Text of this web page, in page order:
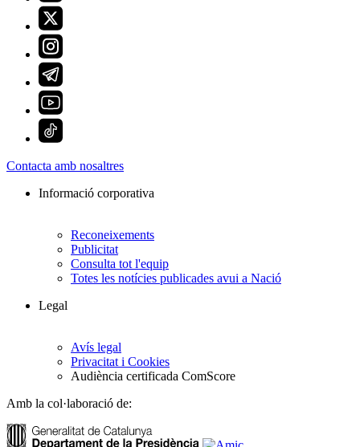
Contacta amb nosaltres
Informació corporativa
Reconeixements
Publicitat
Consulta tot l'equip
Totes les notícies publicades avui a Nació
Legal
Avís legal
Privacitat i Cookies
Audiència certificada ComScore
Amb la col·laboració de: